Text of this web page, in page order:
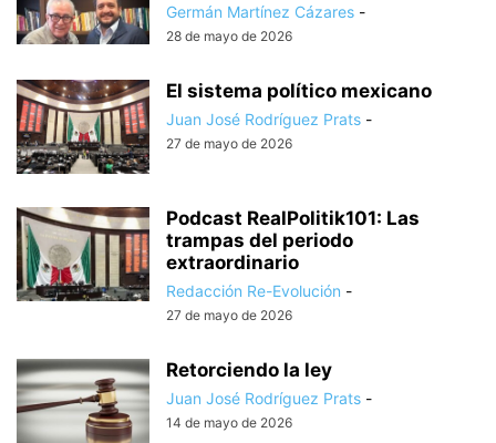
Germán Martínez Cázares -
28 de mayo de 2026
El sistema político mexicano
Juan José Rodríguez Prats -
27 de mayo de 2026
Podcast RealPolitik101: Las
trampas del periodo
extraordinario
Redacción Re-Evolución -
27 de mayo de 2026
Retorciendo la ley
Juan José Rodríguez Prats -
14 de mayo de 2026